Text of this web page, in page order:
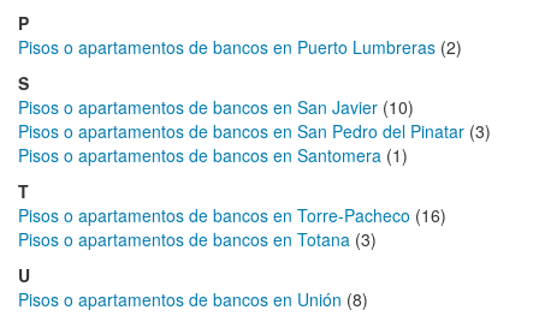
P
Pisos o apartamentos de bancos en Puerto Lumbreras (2)
S
Pisos o apartamentos de bancos en San Javier (10)
Pisos o apartamentos de bancos en San Pedro del Pinatar (3)
Pisos o apartamentos de bancos en Santomera (1)
T
Pisos o apartamentos de bancos en Torre-Pacheco (16)
Pisos o apartamentos de bancos en Totana (3)
U
Pisos o apartamentos de bancos en Unión (8)